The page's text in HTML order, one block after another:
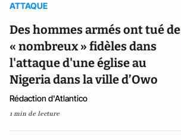
ATTAQUE
Des hommes armés ont tué de
« nombreux » fidèles dans
l'attaque d'une église au
Nigeria dans la ville d’Owo
Rédaction d'Atlantico
1 min de lecture